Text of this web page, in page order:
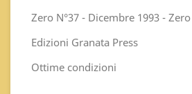
Zero N°37 - Dicembre 1993 -
Edizioni Granata Press
Ottime condizioni